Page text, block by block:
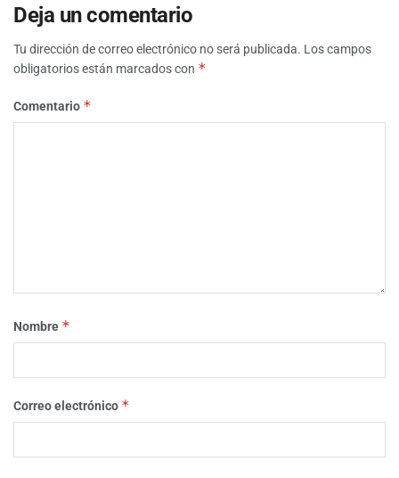
Deja un comentario
Tu dirección de correo electrónico no será publicada. Los campos
obligatorios están marcados con *
Comentario *
Nombre *
Correo electrónico *